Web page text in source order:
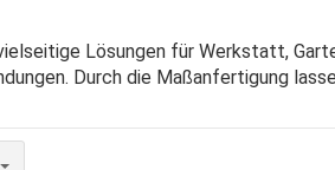
Lösungen für Werkstatt,
Durch die Maßanfertigung